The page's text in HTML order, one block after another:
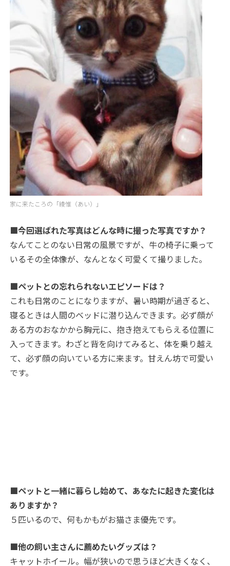
家に来たころの「綾惟（あい）」
■今回選ばれた写真はどんな時に撮った写真ですか？
なんてことのない日常の風景ですが、牛の椅子に乗って
いるその全体像が、なんとなく可愛くて撮りました。
■ペットとの忘れられないエピソードは？
これも日常のことになりますが、暑い時期が過ぎると、
寝るときは人間のベッドに潜り込んできます。必ず顔が
ある方のおなかから胸元に、抱き抱えてもらえる位置に
入ってきます。わざと背を向けてみると、体を乗り越え
て、必ず顔の向いている方に来ます。甘えん坊で可愛い
です。
■ペットと一緒に暮らし始めて、あなたに起きた変化は
ありますか？
５匹いるので、何もかもがお猫さま優先です。
■他の飼い主さんに薦めたいグッズは？
キャットホイール。幅が狭いので思うほど大きくなく、